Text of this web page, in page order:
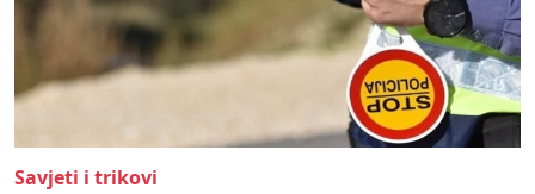
Savjeti i trikovi